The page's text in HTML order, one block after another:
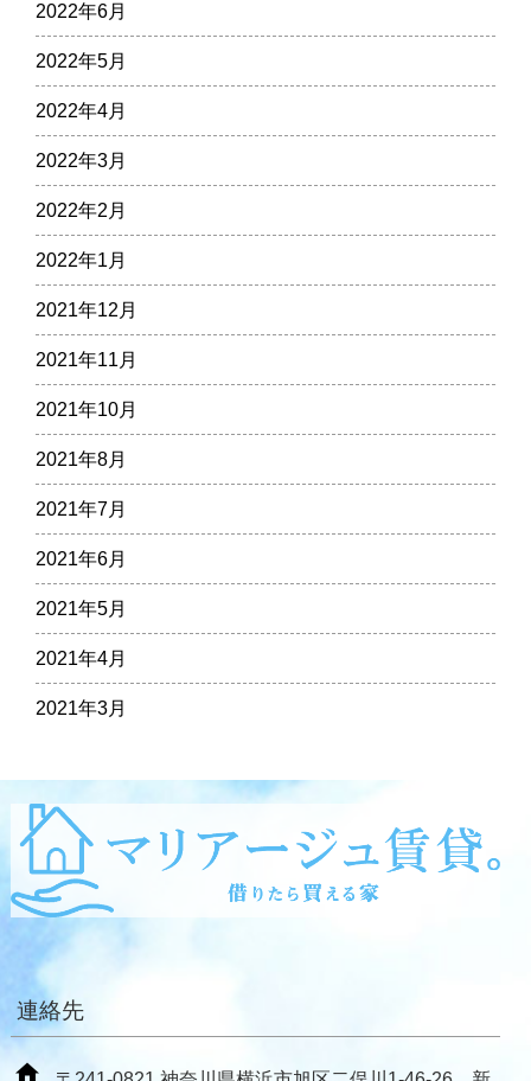
2022年6月
2022年5月
2022年4月
2022年3月
2022年2月
2022年1月
2021年12月
2021年11月
2021年10月
2021年8月
2021年7月
2021年6月
2021年5月
2021年4月
2021年3月
連絡先